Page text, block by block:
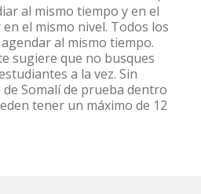
al mismo tiempo y en el
el mismo nivel. Todos los
al mismo tiempo.
sugiere que no busques
a la vez. Sin
Somalí de prueba dentro
tener un máximo de 12